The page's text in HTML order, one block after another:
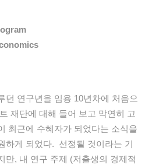
던 연구년을 임용 10년차에 처음으
재단에 대해 들어 보고 막연히 고
최근에 수혜자가 되었다는 소식을
하게 되었다. 선정될 것이라는 기
만, 내 연구 주제 (저출생의 경제적